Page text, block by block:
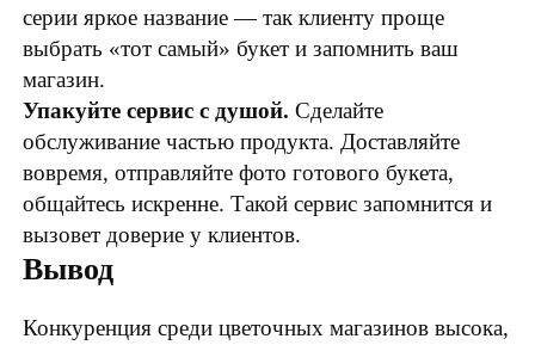
серии яркое название — так клиенту проще
выбрать «тот самый» букет и запомнить ваш
магазин.
Упакуйте сервис с душой. Сделайте
обслуживание частью продукта. Доставляйте
вовремя, отправляйте фото готового букета,
общайтесь искренне. Такой сервис запомнится и
вызовет доверие у клиентов.
Вывод
Конкуренция среди цветочных магазинов высока,